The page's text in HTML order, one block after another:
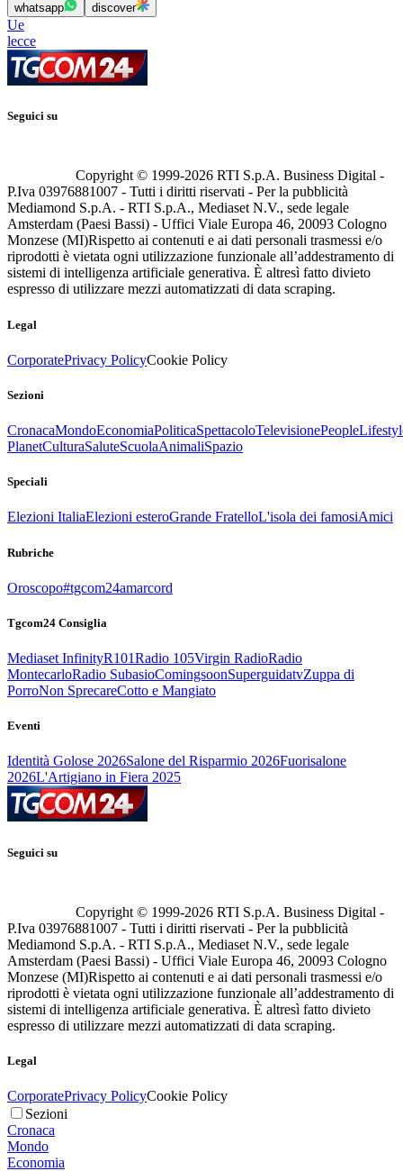
whatsapp discover
Ue
lecce
Seguici su
Copyright © 1999-2026 RTI S.p.A. Business Digital -
P.Iva 03976881007 - Tutti i diritti riservati - Per la pubblicità
Mediamond S.p.A. - RTI S.p.A., Mediaset N.V., sede legale
Amsterdam (Paesi Bassi) - Uffici Viale Europa 46, 20093 Cologno
Monzese (MI)Rispetto ai contenuti e ai dati personali trasmessi e/o
riprodotti è vietata ogni utilizzazione funzionale all’addestramento di
sistemi di intelligenza artificiale generativa. È altresì fatto divieto
espresso di utilizzare mezzi automatizzati di data scraping.
Legal
CorporatePrivacy PolicyCookie Policy
Sezioni
CronacaMondoEconomiaPoliticaSpettacoloTelevisionePeople
PlanetCulturaSaluteScuolaAnimaliSpazio
Speciali
Elezioni ItaliaElezioni esteroGrande FratelloL'isola dei famosiAmici
Rubriche
Oroscopo#tgcom24amarcord
Tgcom24 Consiglia
Mediaset InfinityR101Radio 105Virgin RadioRadio
MontecarloRadio SubasioComingsoonSuperguidatvZuppa di
PorroNon SprecareCotto e Mangiato
Eventi
Identità Golose 2026Salone del Risparmio 2026Fuorisalone
2026L'Artigiano in Fiera 2025
Seguici su
Copyright © 1999-2026 RTI S.p.A. Business Digital -
P.Iva 03976881007 - Tutti i diritti riservati - Per la pubblicità
Mediamond S.p.A. - RTI S.p.A., Mediaset N.V., sede legale
Amsterdam (Paesi Bassi) - Uffici Viale Europa 46, 20093 Cologno
Monzese (MI)Rispetto ai contenuti e ai dati personali trasmessi e/o
riprodotti è vietata ogni utilizzazione funzionale all’addestramento di
sistemi di intelligenza artificiale generativa. È altresì fatto divieto
espresso di utilizzare mezzi automatizzati di data scraping.
Legal
CorporatePrivacy PolicyCookie Policy
Sezioni
Cronaca
Mondo
Economia